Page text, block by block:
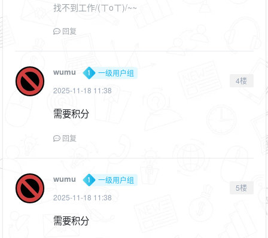
找不到工作/(ㄒoㄒ)/~~
回复
wumu
一级用户组
2025-11-18 11:38
4楼
需要积分
回复
wumu
一级用户组
2025-11-18 11:38
5楼
需要积分